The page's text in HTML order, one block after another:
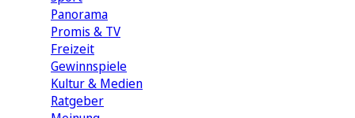
Panorama
Promis & TV
Freizeit
Gewinnspiele
Kultur & Medien
Ratgeber